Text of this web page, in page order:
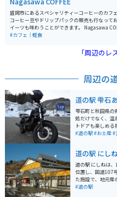
は『花工房らら倶楽部』様脇の駐車場をご利用い
のがおすすめです。（※お店を利用するお客様も
ている駐車場ですので、混雑時は十分にご注意く
い。）交通量は多くありませんが、道路への駐
気を付けください。
盛岡市にあるスペシャリティーコーヒーのカフェ
コーヒー豆やドリップパックの販売も行なって
イーツも味わうことができます。 Nagasawa COFFEEの
魅力は、なんと言ってもオーナー長澤さんの焙煎
も有名な方です。また、コーヒー豆やスイーツ
によって入れ替わっていくのも、いつ行っても
#カフェ｜軽食
「周辺の
周辺の
道の駅 雫石
雫石町と秋田県の
処だけでなく、温
トドアも楽しめる複
選かけ流しで温泉
では、雫石町なら
になっています。 キャンプを楽しむ方にとっては、温泉
も近くにあり、よ
た、手ぶらでもキ
初心者からファミ
#道の駅#お土産#
道の駅 にし
道の駅 にしねは
位置し、国道107号線
た施設で、地元産
売されています。
#道の駅